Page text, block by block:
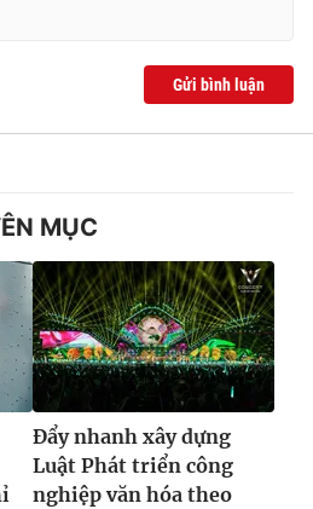
Gửi bình luận
MỤC
Đẩy nhanh xây dựng
Luật Phát triển công
nghiệp văn hóa theo